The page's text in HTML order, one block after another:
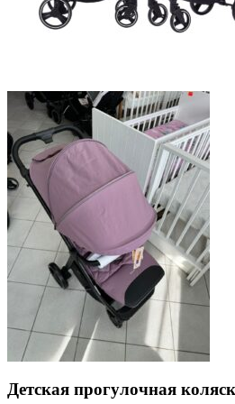
Детская прогулочная